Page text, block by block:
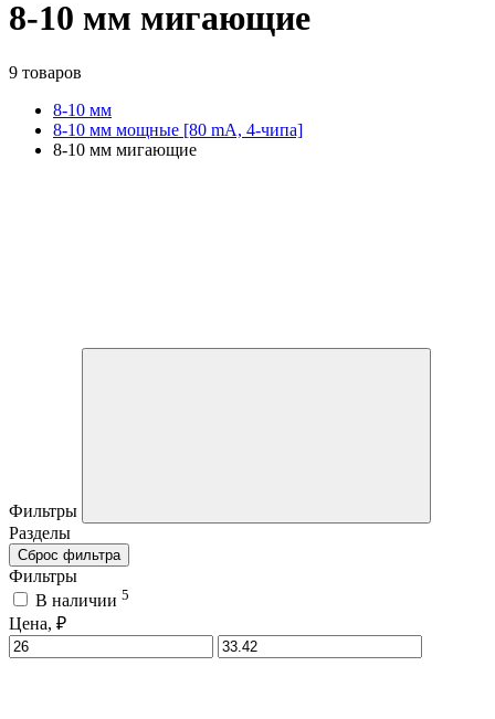
8-10 мм мигающие
9 товаров
8-10 мм
8-10 мм мощные [80 mA, 4-чипа]
8-10 мм мигающие
Фильтры
Разделы
Сброс фильтра
Фильтры
В наличии 5
Цена, ₽